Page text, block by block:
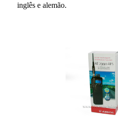
inglês e alemão.